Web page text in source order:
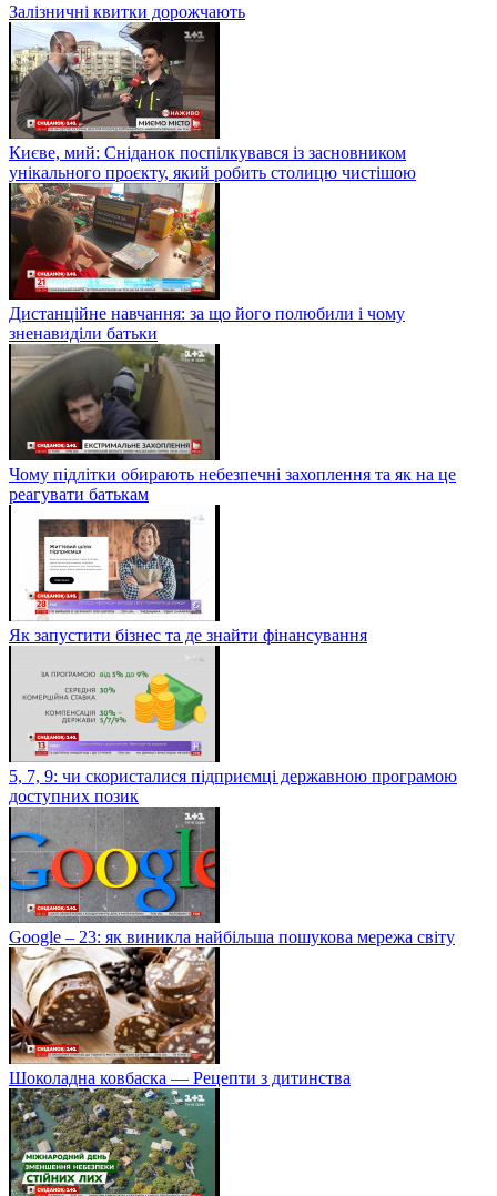
Залізничні квитки дорожчають
Києве, мий: Сніданок поспілкувався із засновником
унікального проєкту, який робить столицю чистішою
Дистанційне навчання: за що його полюбили і чому
зненавиділи батьки
Чому підлітки обирають небезпечні захоплення та як на це
реагувати батькам
Як запустити бізнес та де знайти фінансування
5, 7, 9: чи скористалися підприємці державною програмою
доступних позик
Google – 23: як виникла найбільша пошукова мережа світу
Шоколадна ковбаска — Рецепти з дитинства